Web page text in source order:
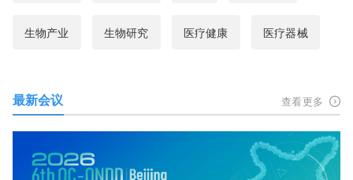
生物产业 生物研究 医疗健康 医疗器械
最新会议 查看更多